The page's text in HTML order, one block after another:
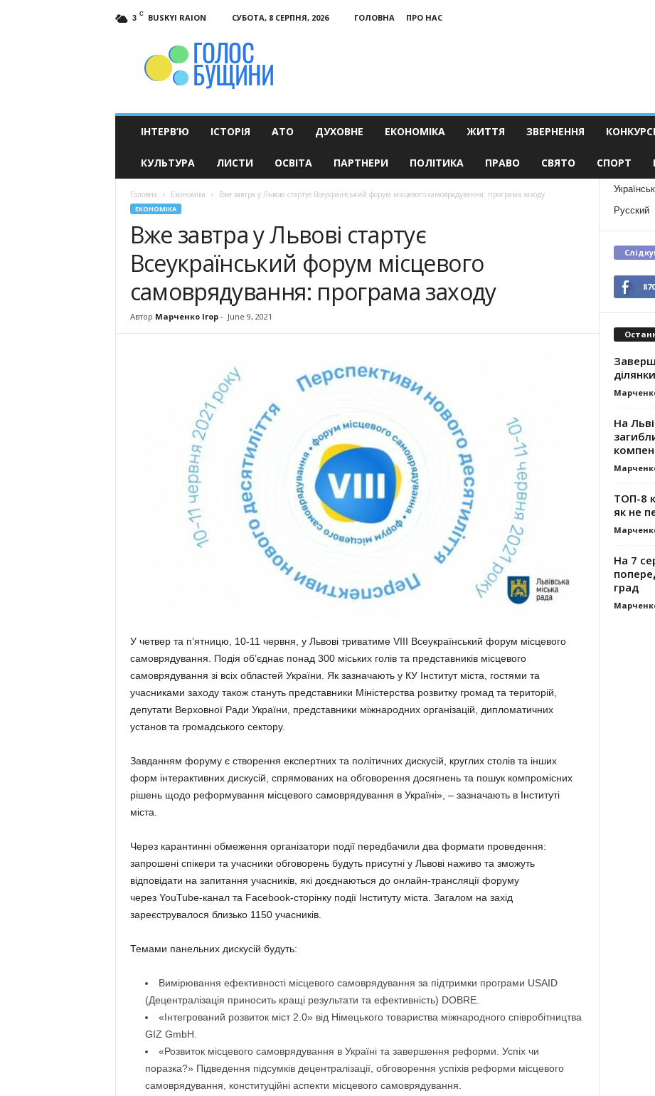
3 C BUSKYI RAION СУБОТА, 8 СЕРПНЯ, 2026 ГОЛОВНА
ПРО НАС
ІНТЕРВ’Ю ІСТОРІЯ АТО ДУХОВНЕ ЕКОНОМІКА ЖИТТЯ ЗВЕРНЕННЯ
КУЛЬТУРА ЛИСТИ ОСВІТА ПАРТНЕРИ ПОЛІТИКА ПРАВО СВЯТО СПОРТ
Головна Економіка Вже завтра у Львові стартує Всеукраїнський форум місцевого самоврядування: програма заходу
ЕКОНОМІКА
Вже завтра у Львові стартує
Всеукраїнський форум місцевого
самоврядування: програма заходу
Автор Марченко Ігор- June 9, 2021
У четвер та п’ятницю, 10-11 червня, у Львові триватиме VIII Всеукраїнський форум місцевого
самоврядування. Подія об’єднає понад 300 міських голів та представників місцевого
самоврядування зі всіх областей України. Як зазначають у КУ Інститут міста, гостями та
учасниками заходу також стануть представники Міністерства розвитку громад та територій,
депутати Верховної Ради України, представники міжнародних організацій, дипломатичних
установ та громадського сектору.
Завданням форуму є створення експертних та політичних дискусій, круглих столів та інших
форм інтерактивних дискусій, спрямованих на обговорення досягнень та пошук компромісних
рішень щодо реформування місцевого самоврядування в Україні», – зазначають в Інституті
міста.
Через карантинні обмеження організатори події передбачили два формати проведення:
запрошені спікери та учасники обговорень будуть присутні у Львові наживо та зможуть
відповідати на запитання учасників, які доєднаються до онлайн-трансляції форуму
через YouTube-канал та Facebook-сторінку події Інституту міста. Загалом на захід
зареєструвалося близько 1150 учасників.
Темами панельних дискусій будуть:
Вимірювання ефективності місцевого самоврядування за підтримки програми USAID
(Децентралізація приносить кращі результати та ефективність) DOBRE.
«Інтегрований розвиток міст 2.0» від Німецького товариства міжнародного співробітництва
GIZ GmbH.
«Розвиток місцевого самоврядування в Україні та завершення реформи. Успіх чи
поразка?» Підведення підсумків децентралізації, обговорення успіхів реформи місцевого
самоврядування, конституційні аспекти місцевого самоврядування.
Русский
870
На
ТОП-8
як не
На 7
град